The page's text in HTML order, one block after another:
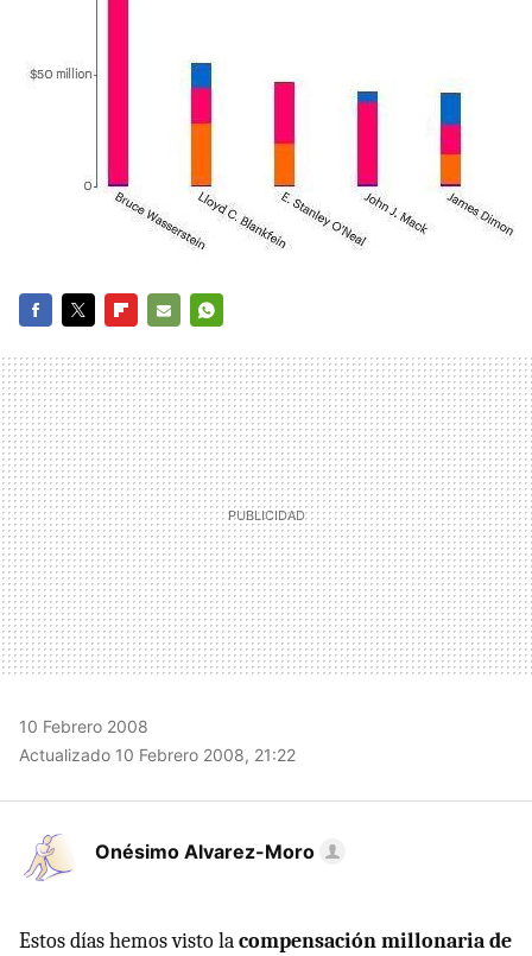
MAIL
10 Febrero 2008
Actualizado 10 Febrero 2008, 21:22
Onésimo Alvarez-Moro
Estos días hemos visto lacompensación millonaria de